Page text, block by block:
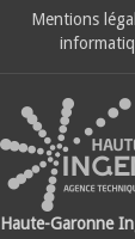
Mentions
Haute-Garonne